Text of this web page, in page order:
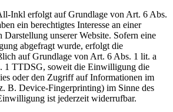
Inkl erfolgt auf Grundlage von Art. 6 Abs.
ein berechtigtes Interesse an einer
Darstellung unserer Website. Sofern eine
abgefragt wurde, erfolgt die
auf Grundlage von Art. 6 Abs. 1 lit. a
1 TTDSG, soweit die Einwilligung die
oder den Zugriff auf Informationen im
B. Device-Fingerprinting) im Sinne des
ist jederzeit widerrufbar.